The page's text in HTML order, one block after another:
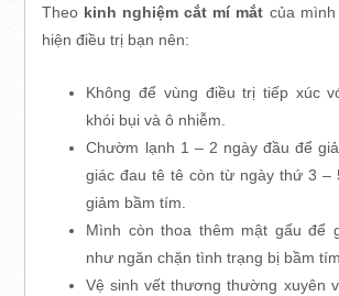
Theo kinh nghiệm cắt mí mắt của
hiện điều trị bạn nên:
Không để vùng điều trị tiếp xúc
khói bụi và ô nhiễm.
Chườm lạnh 1 – 2 ngày đầu để
giác đau tê tê còn từ ngày thứ 3 –
giảm bầm tím.
Mình còn thoa thêm mật gấu để
như ngăn chặn tình trạng bị bầm
Vệ sinh vết thương thường xuyên